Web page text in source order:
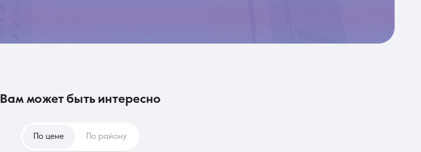
вам может быть интересно
По цене По району